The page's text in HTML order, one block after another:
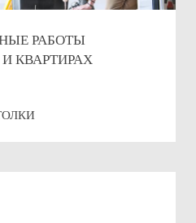
РАБОТЫ
КВАРТИРАХ